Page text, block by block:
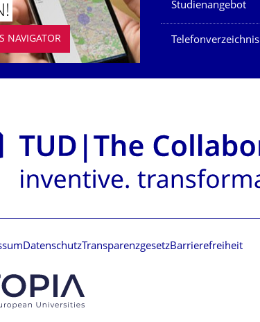
NAVIGATOR
Studienangebot
Telefonverzeichnis
DatenschutzTransparenzgesetzBarrierefreiheit